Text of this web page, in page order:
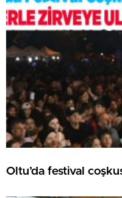
Oltu’da festival